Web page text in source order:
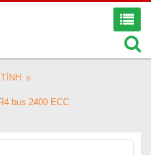
bus 2400 ECC